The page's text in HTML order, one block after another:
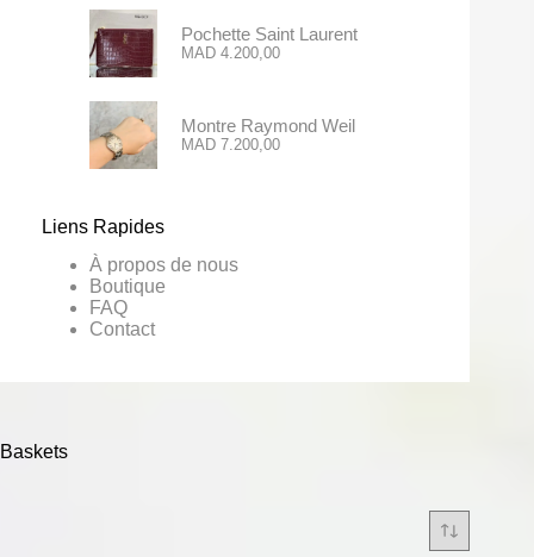
Baskets
Pochette Saint Laurent
MAD4.200,00
Montre Raymond Weil
MAD7.200,00
Liens Rapides
À propos de nous
Boutique
FAQ
Contact